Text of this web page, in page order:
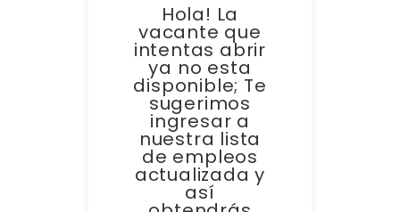
Hola! La
vacante que
intentas abrir
ya no esta
disponible; Te
sugerimos
ingresar a
nuestra lista
de empleos
actualizada y
así